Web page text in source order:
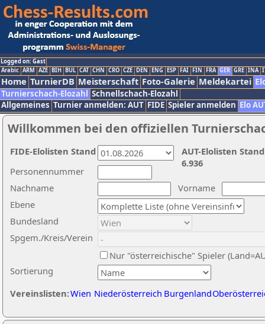
Logged on: Gast
Arabic ARM AZE BIH BUL CAT CHN CRO CZE DEN ENG ESP FAI FIN FRA GER GRE INA
Home TurnierDB Meisterschaft Foto-Galerie Meldekartei
Turnierschach-Elozahl Schnellschach-Elozahl
Allgemeines Turnier anmelden: AUT FIDE Spieler anmelden Elo
Willkommen bei den offiziellen
Nachname
Vorname
Ebene
Sortierung
Personennummer
Bundesland
Spgem./Kreis/Verein
Nur "österreichische" Spieler
Vereinslisten:Wien Niederösterreich Burgenland
AUT-Elolisten
6.936
FIDE-Elolisten Stand